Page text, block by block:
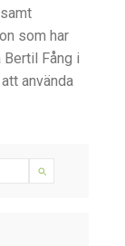
som har
Fång i
använda